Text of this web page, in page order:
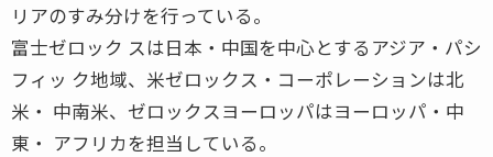
リアのすみ分けを行っている。
富士ゼロック スは日本・中国を中心とするアジア・パシ
フィッ ク地域、米ゼロックス・コーポレーションは北
米・ 中南米、ゼロックスヨーロッパはヨーロッパ・中
東・ アフリカを担当している。